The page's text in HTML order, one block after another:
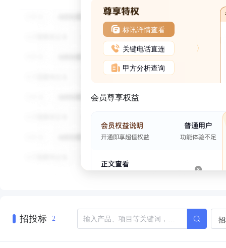
标讯详情查看
关键电话直连
甲方分析查询
会员尊享权益
招投标 2